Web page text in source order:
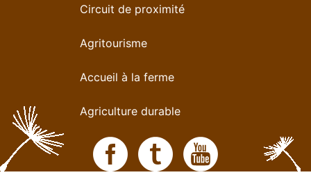
Circuit de proximité
Agritourisme
Accueil à la ferme
Agriculture durable